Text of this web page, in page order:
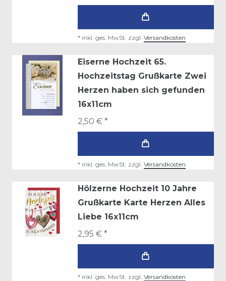
* inkl. ges. MwSt. zzgl. Versandkosten
Eiserne Hochzeit 65.
Hochzeitstag Grußkarte Zwei
Herzen haben sich gefunden
16x11cm
2,50 € *
* inkl. ges. MwSt. zzgl. Versandkosten
Hölzerne Hochzeit 10 Jahre
Grußkarte Karte Herzen Alles
Liebe 16x11cm
2,95 € *
* inkl. ges. MwSt. zzgl. Versandkosten